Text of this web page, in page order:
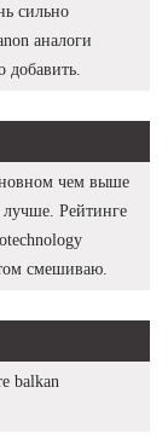
сильно
аналоги
чем выше
лучше. Рейтинге
смешиваю.
balkan